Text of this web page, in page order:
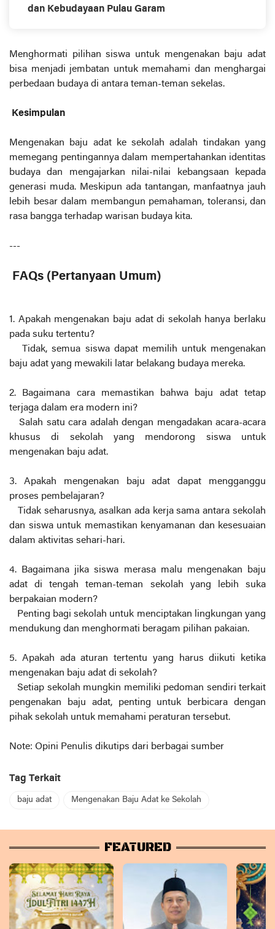
dan Kebudayaan Pulau Garam
Menghormati pilihan siswa untuk mengenakan baju adat
bisa menjadi jembatan untuk memahami dan menghargai
perbedaan budaya di antara teman-teman sekelas.
Kesimpulan
Mengenakan baju adat ke sekolah adalah tindakan yang
memegang pentingannya dalam mempertahankan identitas
budaya dan mengajarkan nilai-nilai kebangsaan kepada
generasi muda. Meskipun ada tantangan, manfaatnya jauh
lebih besar dalam membangun pemahaman, toleransi, dan
rasa bangga terhadap warisan budaya kita.
---
FAQs (Pertanyaan Umum)
1. Apakah mengenakan baju adat di sekolah hanya berlaku
pada suku tertentu?
Tidak, semua siswa dapat memilih untuk mengenakan
baju adat yang mewakili latar belakang budaya mereka.
2. Bagaimana cara memastikan bahwa baju adat tetap
terjaga dalam era modern ini?
Salah satu cara adalah dengan mengadakan acara-acara
khusus di sekolah yang mendorong siswa untuk
mengenakan baju adat.
3. Apakah mengenakan baju adat dapat mengganggu
proses pembelajaran?
Tidak seharusnya, asalkan ada kerja sama antara sekolah
dan siswa untuk memastikan kenyamanan dan kesesuaian
dalam aktivitas sehari-hari.
4. Bagaimana jika siswa merasa malu mengenakan baju
adat di tengah teman-teman sekolah yang lebih suka
berpakaian modern?
Penting bagi sekolah untuk menciptakan lingkungan yang
mendukung dan menghormati beragam pilihan pakaian.
5. Apakah ada aturan tertentu yang harus diikuti ketika
mengenakan baju adat di sekolah?
Setiap sekolah mungkin memiliki pedoman sendiri terkait
pengenakan baju adat, penting untuk berbicara dengan
pihak sekolah untuk memahami peraturan tersebut.
Note: Opini Penulis dikutips dari berbagai sumber
Tag Terkait
baju adat Mengenakan Baju Adat ke Sekolah
FEATURED